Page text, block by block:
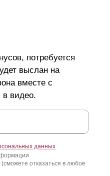
потребуется
выслан на
вместе с
в видео.
данных
отказаться в любое